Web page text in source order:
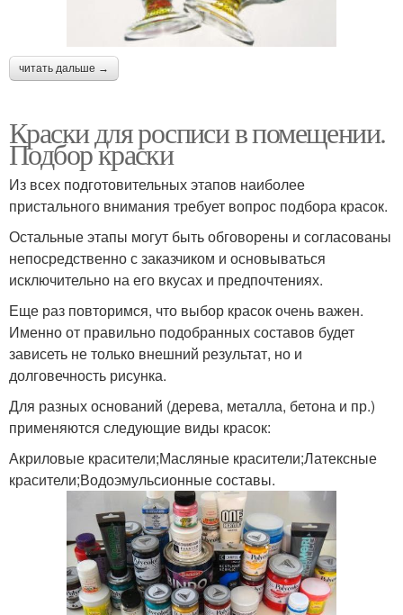
читать дальше →
Краски для росписи в помещении.
Подбор краски
Из всех подготовительных этапов наиболее
пристального внимания требует вопрос подбора красок.
Остальные этапы могут быть обговорены и согласованы
непосредственно с заказчиком и основываться
исключительно на его вкусах и предпочтениях.
Еще раз повторимся, что выбор красок очень важен.
Именно от правильно подобранных составов будет
зависеть не только внешний результат, но и
долговечность рисунка.
Для разных оснований (дерева, металла, бетона и пр.)
применяются следующие виды красок:
Акриловые красители;Масляные красители;Латексные
красители;Водоэмульсионные составы.